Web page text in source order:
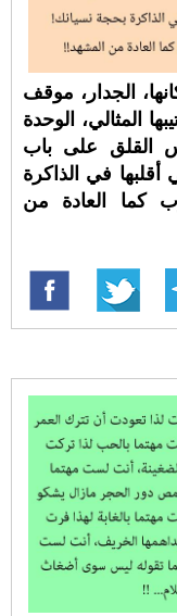
الجدار، موقف
المثالي، الوحدة
القلق على باب
في الذاكرة
كما العادة من